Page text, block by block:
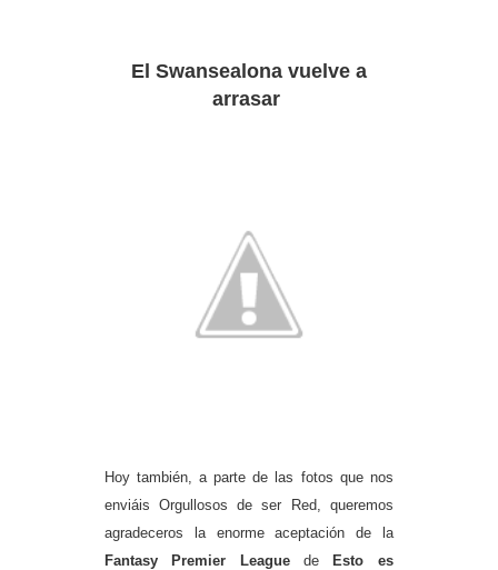
El Swansealona vuelve a
arrasar
Hoy también, a parte de las fotos que nos
enviáis Orgullosos de ser Red, queremos
agradeceros la enorme aceptación de la
Fantasy Premier LeaguedeEsto es